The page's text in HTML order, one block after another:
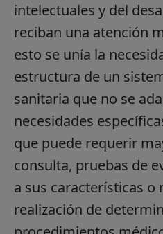
intelectuales y del
reciban una atención
esto se unía la
estructura de un
sanitaria que no se
necesidades
que puede requerir
consulta, pruebas de
a sus características o
realización de